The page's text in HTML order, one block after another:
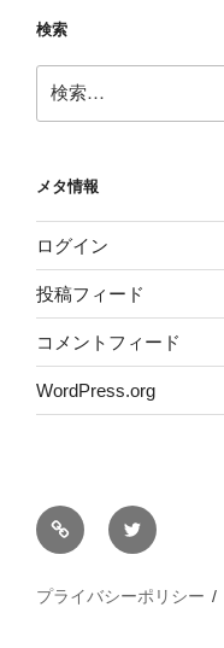
検索
索:
メタ情報
ログイン
投稿フィード
コメントフィード
WordPress.org
サ
イ
Twitter
プライバシーポリシー